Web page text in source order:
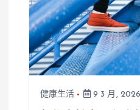
健康生活 9 3 月, 2026